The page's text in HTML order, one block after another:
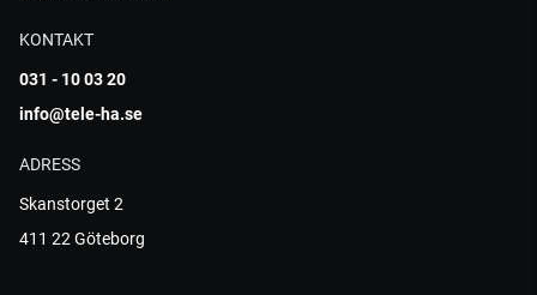
KONTAKT
031 - 10 03 20
info@tele-ha.se
ADRESS
Skanstorget 2
411 22 Göteborg